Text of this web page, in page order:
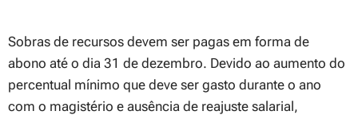
Sobras de recursos devem ser pagas em forma de
abono até o dia 31 de dezembro. Devido ao aumento do
percentual mínimo que deve ser gasto durante o ano
com o magistério e ausência de reajuste salarial,